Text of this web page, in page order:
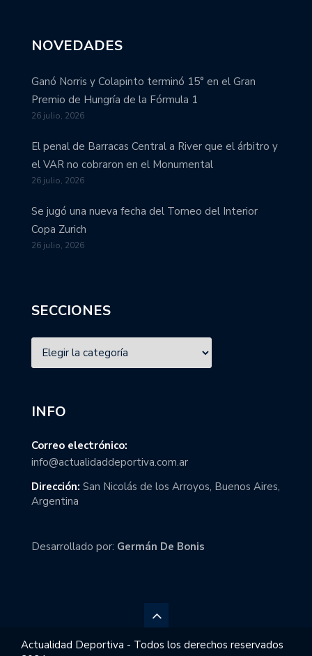
NOVEDADES
Ganó Norris y Colapinto terminó 15° en el Gran
Premio de Hungría de la Fórmula 1
26 julio, 2026
El penal de Barracas Central a River que el árbitro y
el VAR no cobraron en el Monumental
26 julio, 2026
Se jugó una nueva fecha del Torneo del Interior
Copa Zurich
26 julio, 2026
SECCIONES
INFO
Correo electrónico:
info@actualidaddeportiva.com.ar
Dirección: San Nicolás de los Arroyos, Buenos Aires,
Argentina
Desarrollado por: Germán De Bonis
Actualidad Deportiva - Todos los derechos reservados